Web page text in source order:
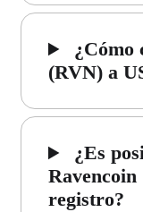
¿Cómo
(RVN) a
¿Es
registro?